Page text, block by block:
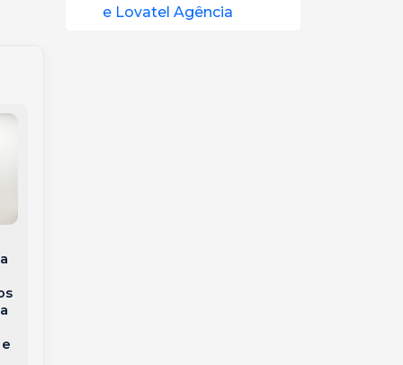
e Lovatel Agência